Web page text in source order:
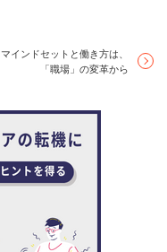
た」
身につけていきまし
しい部署で働きた
。新卒社員の自分
マインドセットと働き方は、
「職場」の変革から